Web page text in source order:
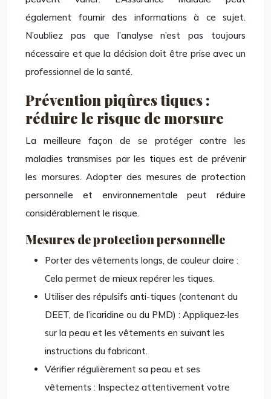
également fournir des informations à ce sujet.
N’oubliez pas que l’analyse n’est pas toujours
nécessaire et que la décision doit être prise avec un
professionnel de la santé.
Prévention piqûres tiques :
réduire le risque de morsure
La meilleure façon de se protéger contre les
maladies transmises par les tiques est de prévenir
les morsures. Adopter des mesures de protection
personnelle et environnementale peut réduire
considérablement le risque.
Mesures de protection personnelle
Porter des vêtements longs, de couleur claire :
Cela permet de mieux repérer les tiques.
Utiliser des répulsifs anti-tiques (contenant du
DEET, de l’icaridine ou du PMD) : Appliquez-les
sur la peau et les vêtements en suivant les
instructions du fabricant.
Vérifier régulièrement sa peau et ses
vêtements : Inspectez attentivement votre